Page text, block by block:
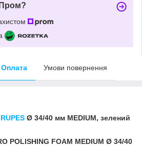
Оплата Умови повернення
RUPESØ 34/40 мм MEDIUM, зелений
POLISHING FOAM MEDIUM Ø 34/40